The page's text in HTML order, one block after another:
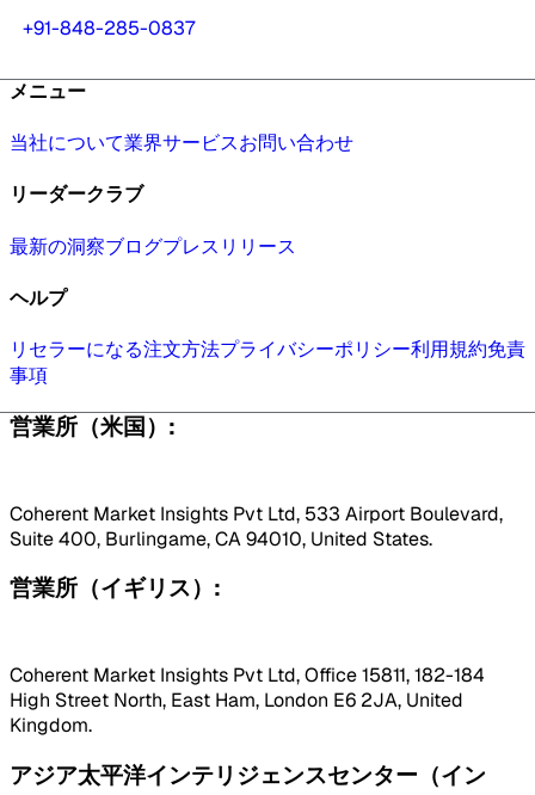
+91-848-285-0837
メニュー
当社について業界サービスお問い合わせ
リーダークラブ
最新の洞察ブログプレスリリース
ヘルプ
リセラーになる注文方法プライバシーポリシー利用規約免責
事項
営業所（米国）:
Coherent Market Insights Pvt Ltd, 533 Airport Boulevard,
Suite 400, Burlingame, CA 94010, United States.
営業所（イギリス）:
Coherent Market Insights Pvt Ltd, Office 15811, 182-184
High Street North, East Ham, London E6 2JA, United
Kingdom.
アジア太平洋インテリジェンスセンター（イン